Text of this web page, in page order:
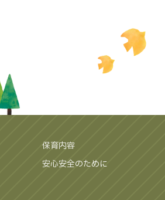
保育内容
安心安全のために